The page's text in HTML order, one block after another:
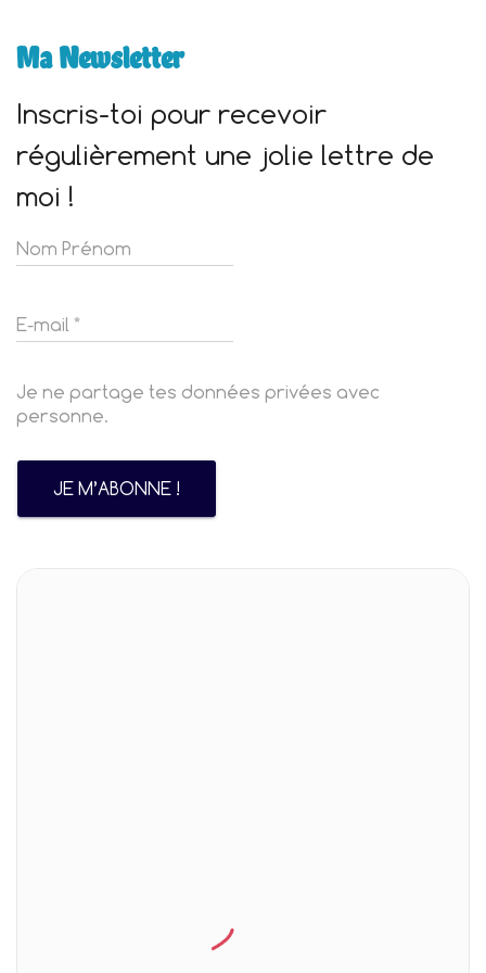
Ma Newsletter
Inscris-toi pour recevoir
régulièrement une jolie lettre de
moi !
Je ne partage tes données privées avec
personne.